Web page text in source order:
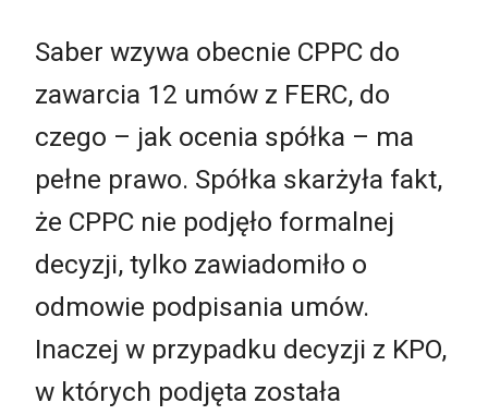
Saber wzywa obecnie CPPC do
zawarcia 12 umów z FERC, do
czego – jak ocenia spółka – ma
pełne prawo. Spółka skarżyła fakt,
że CPPC nie podjęło formalnej
decyzji, tylko zawiadomiło o
odmowie podpisania umów.
Inaczej w przypadku decyzji z KPO,
w których podjęta została